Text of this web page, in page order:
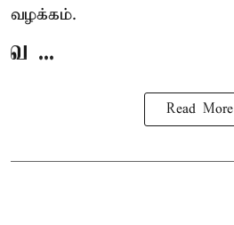
வழக்கம்.
வ ...
Read More